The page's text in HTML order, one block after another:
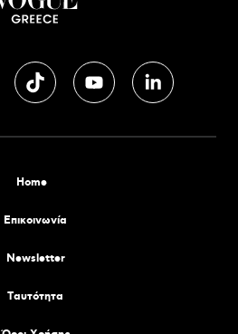
Home
Επικοινωνία
Newsletter
Tαυτότητα